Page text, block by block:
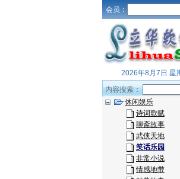
会员：
2026年8月7日 星
内容搜索：
休闲娱乐
诗词歌赋
聊斋故事
武侠天地
笑话乐园
非常小说
情感地带